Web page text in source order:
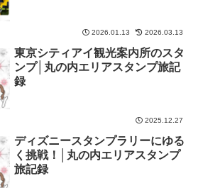
2026.01.13 2026.03.13
東京シティアイ観光案内所のスタ
ンプ│丸の内エリアスタンプ旅記
録
2025.12.27
ディズニースタンプラリーにゆる
く挑戦！│丸の内エリアスタンプ
旅記録